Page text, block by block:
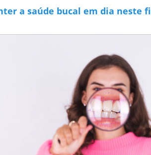
a saúde bucal em dia neste